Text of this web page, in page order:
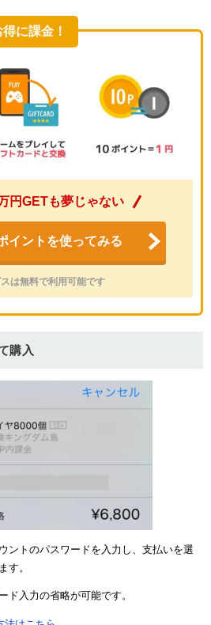
に課金！
円GETも夢じゃない
イントを使ってみる
は無料で利用可能です
購入
ントのパスワードを入力し、支払いを選
す。
ド入力の省略が可能です。